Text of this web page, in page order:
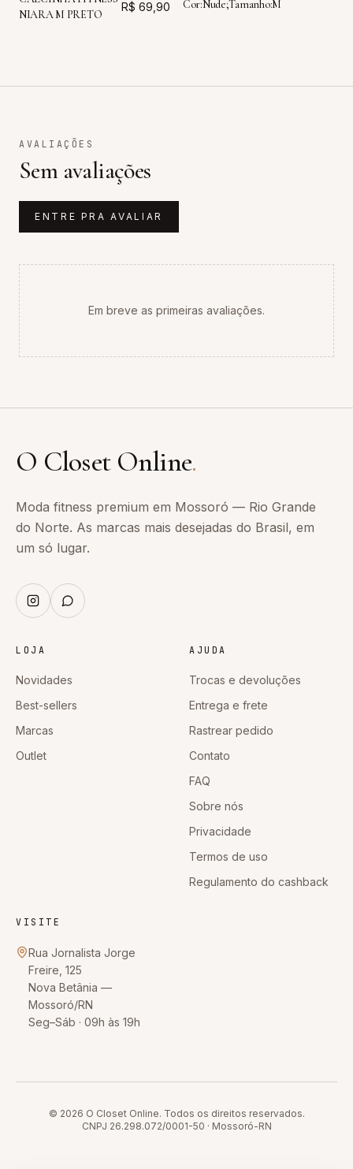
NIARA M PRETO
R$ 69,90
Cor:Nude;Tamanho:M
AVALIAÇÕES
Sem avaliações
ENTRE PRA AVALIAR
Em breve as primeiras avaliações.
O Closet Online.
Moda fitness premium em Mossoró — Rio Grande
do Norte. As marcas mais desejadas do Brasil, em
um só lugar.
LOJA
Novidades
Best-sellers
Marcas
Outlet
AJUDA
Trocas e devoluções
Entrega e frete
Rastrear pedido
Contato
FAQ
Sobre nós
Privacidade
Termos de uso
Regulamento do cashback
VISITE
Rua Jornalista Jorge
Freire, 125
Nova Betânia —
Mossoró/RN
Seg–Sáb · 09h às 19h
© 2026 O Closet Online. Todos os direitos reservados.
CNPJ 26.298.072/0001-50 · Mossoró-RN